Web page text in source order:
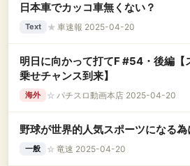
日本車でカッコ車無くない？
Text ★ 車速報 2025-04-20
明日に向かって打てF #54・後編【
乗せチャンス到来】
海外 ☆ パチスロ動画本店 2025-04-20
野球が世界的人気スポーツになる
一般 ☆ 竜速 2025-04-20